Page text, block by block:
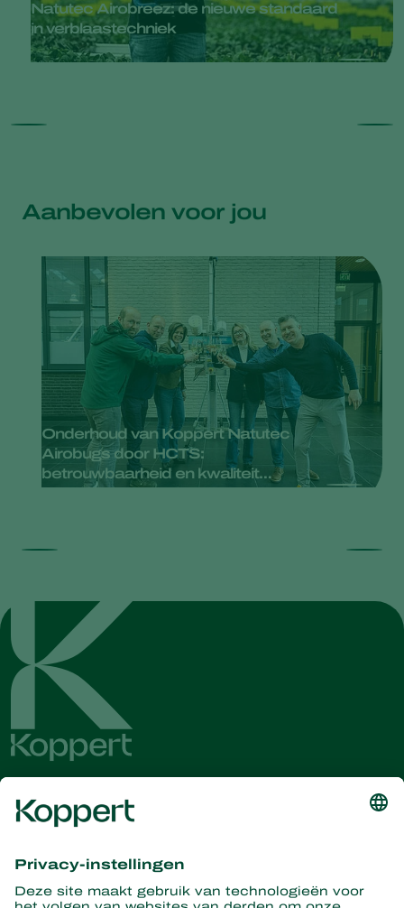
Natutec Airobreez: de nieuwe standaard
in verblaastechniek
Aanbevolen voor jou
Onderhoud van Koppert Natutec
Airobugs door HCTS:
betrouwbaarheid en kwaliteit
Ontvang het laatste nieuws en
informatie
Hier aanmelden